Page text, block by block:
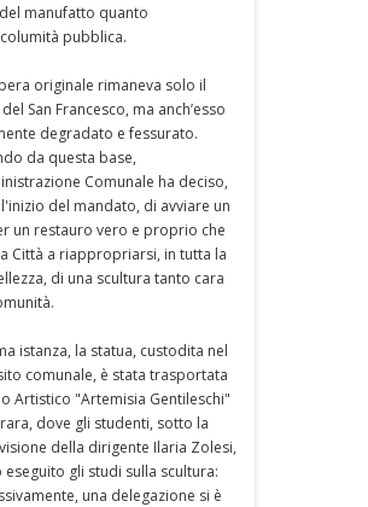
manufatto quanto
pubblica.
originale rimaneva solo il
San Francesco, ma anch’esso
degradato e fessurato.
da questa base,
Comunale ha deciso,
del mandato, di avviare un
un restauro vero e proprio che
Città a riappropriarsi, in tutta la
di una scultura tanto cara
istanza, la statua, custodita nel
comunale, è stata trasportata
Artistico "Artemisia Gentileschi"
dove gli studenti, sotto la
della dirigente Ilaria Zolesi,
eseguito gli studi sulla scultura:
una delegazione si è